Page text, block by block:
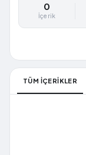
0
İçerik
TÜM İÇERİKLER